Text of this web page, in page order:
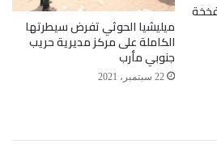
كانت قد بادرت للقاء وزير
موافقة لإنشاء انبوب مماثل
يوليو 2019م.
ميليشيا الحوثي تفرض سيطرتها
الكاملة على مركز مديرية حريب
جنوبي مأرب
22 سبتمبر، 2021